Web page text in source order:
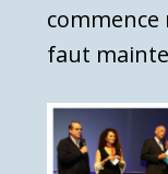
commence
faut